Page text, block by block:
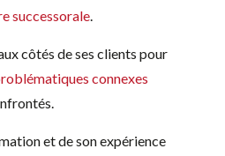
successorale.
côtés de ses clients pour
connexes
et de son expérience